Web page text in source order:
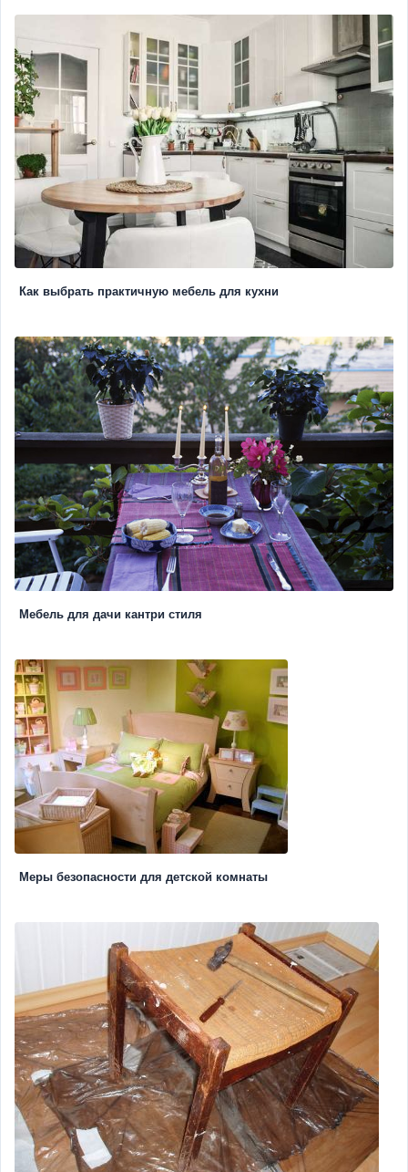
Как выбрать практичную мебель для кухни
Мебель для дачи кантри стиля
Меры безопасности для детской комнаты